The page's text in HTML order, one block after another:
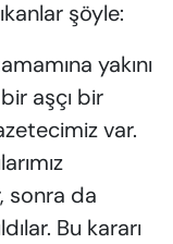
şöyle:
yakını
aşçı bir
var.
sonra da
Bu kararı